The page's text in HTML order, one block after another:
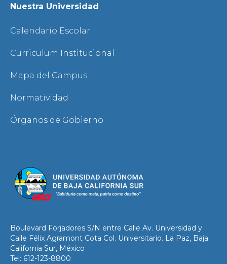
Nuestra Universidad
Calendario Escolar
Curriculum Institucional
Mapa del Campus
Normatividad
Órganos de Gobierno
Boulevard Forjadores S/N entre Calle Av. Universidad y
Calle Félix Agramont Cota Col. Universitario. La Paz, Baja
California Sur, México
Tel: 612-123-8800